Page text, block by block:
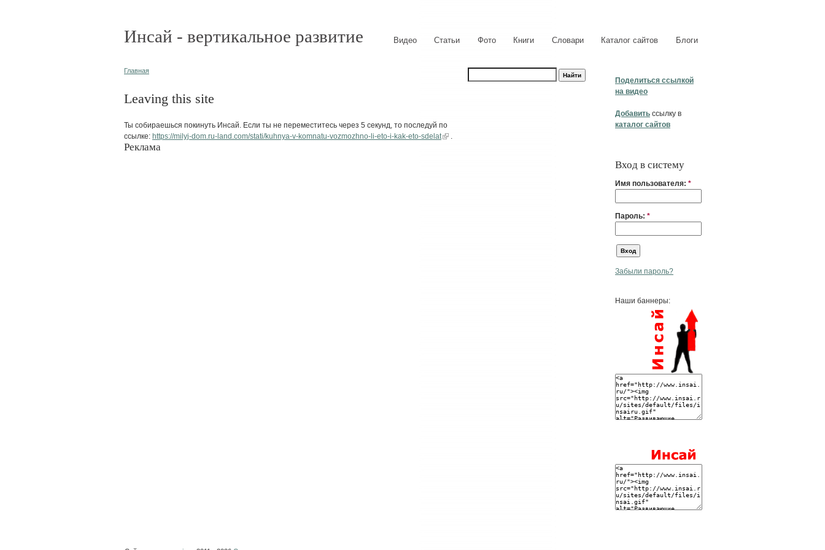
Инсай - вертикальное развитие Видео Статьи Фото Книги Словари Каталог сайтов Блоги
Поделиться ссылкой
на видео
Добавить ссылку в
каталог сайтов
Вход в систему
Имя пользователя: *
Пароль: *
Забыли пароль?
Наши баннеры:
Главная
Leaving this site
Ты собираешься покинуть Инсай. Если ты не переместитесь через 5 секунд, то последуй по
ссылке: https://milyj-dom.ru-land.com/stati/kuhnya-v-komnatu-vozmozhno-li-eto-i-kak-eto-sdelat
Реклама